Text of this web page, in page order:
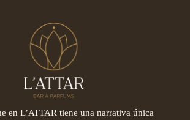
en L’ATTAR tiene una narrativa única